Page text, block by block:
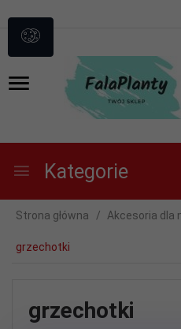
Kategorie
Strona główna Akcesoria dla
grzechotki
grzechotki